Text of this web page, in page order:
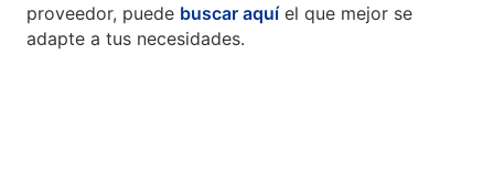
proveedor, puede buscar aquíel que mejor se
adapte a tus necesidades.